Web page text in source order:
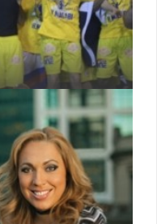
de un equipo y la
demostró estar a la